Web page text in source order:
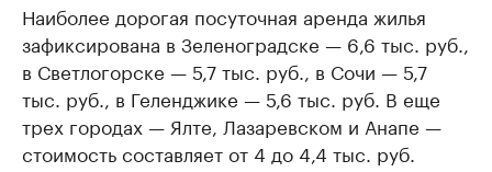
Наиболее дорогая посуточная аренда жилья
зафиксирована в Зеленоградске — 6,6 тыс. руб.,
в Светлогорске — 5,7 тыс. руб., в Сочи — 5,7
тыс. руб., в Геленджике — 5,6 тыс. руб. В еще
трех городах — Ялте, Лазаревском и Анапе —
стоимость составляет от 4 до 4,4 тыс. руб.